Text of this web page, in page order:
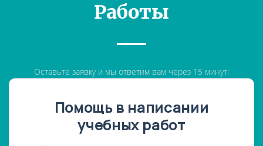
Работы
Оставьте заявку и мы ответим вам через 15 минут!
Помощь в написании
учебных работ